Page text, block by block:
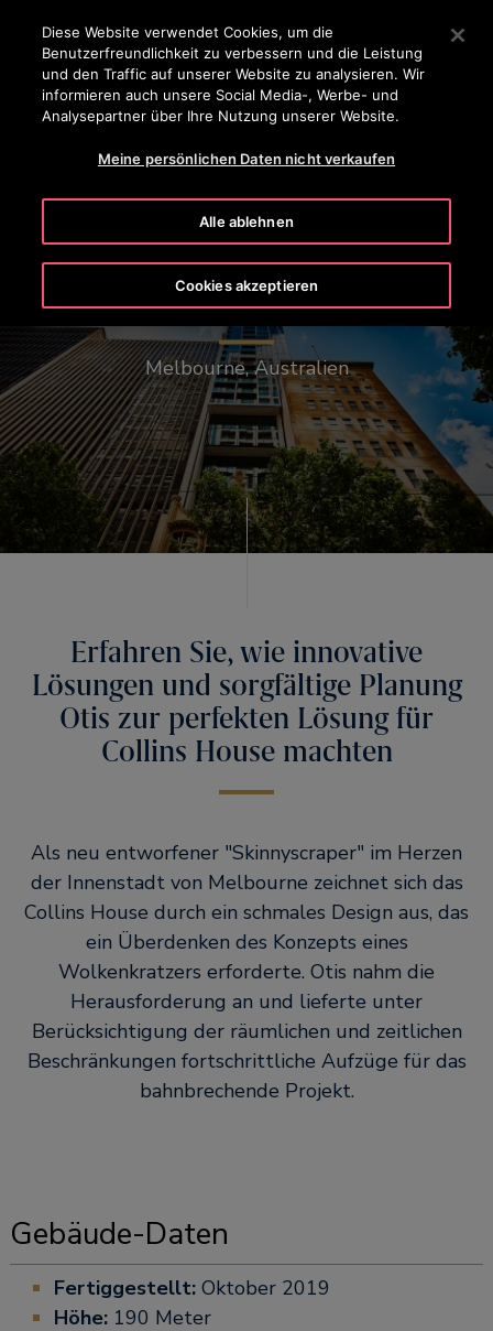
Drücken Sie die Eingabetaste, um zum Hauptinhalt zu
SUCHEN
Collins House
Melbourne, Australien
Erfahren Sie, wie innovative
Lösungen und sorgfältige Planung
Otis zur perfekten Lösung für
Collins House machten
Als neu entworfener Skinnyscraper im Herzen
der Innenstadt von Melbourne zeichnet sich das
Collins House durch ein schmales Design aus, das
ein Überdenken des Konzepts eines
Wolkenkratzers erforderte. Otis nahm die
Herausforderung an und lieferte unter
Berücksichtigung der räumlichen und zeitlichen
Beschränkungen fortschrittliche Aufzüge für das
bahnbrechende Projekt.
Gebäude-Daten
Fertiggestellt:Oktober 2019
Höhe:190 Meter
Diese Website verwendet Cookies, um die
Benutzerfreundlichkeit zu verbessern und die Leistung
und den Traffic auf unserer Website zu analysieren. Wir
informieren auch unsere Social Media-, Werbe- und
Analysepartner über Ihre Nutzung unserer Website.
Meine persönlichen Daten nicht verkaufen
Alle ablehnen
Cookies akzeptieren